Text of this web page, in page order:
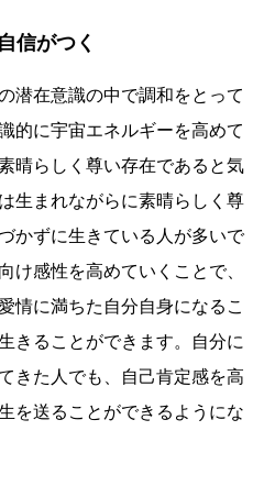
信がつく
潜在意識の中で調和をとって
的に宇宙エネルギーを高めて
晴らしく尊い存在であると気
生まれながらに素晴らしく尊
かずに生きている人が多いで
け感性を高めていくことで、
情に満ちた自分自身になるこ
きることができます。自分に
きた人でも、自己肯定感を高
を送ることができるようにな